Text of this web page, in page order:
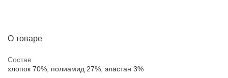
О товаре
Состав:
хлопок 70%, полиамид 27%, эластан 3%